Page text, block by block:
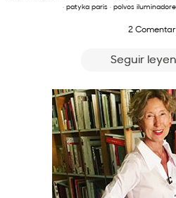
· patyka paris· polvos
2
Seguir